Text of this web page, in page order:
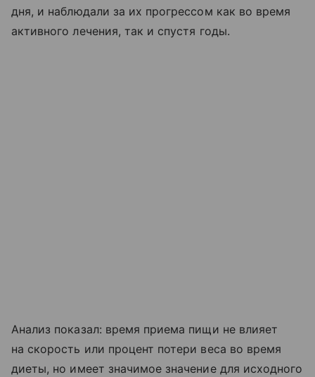
дня, и наблюдали за их прогрессом как во время
активного лечения, так и спустя годы.
Анализ показал: время приема пищи не влияет
на скорость или процент потери веса во время
диеты, но имеет значимое значение для исходного